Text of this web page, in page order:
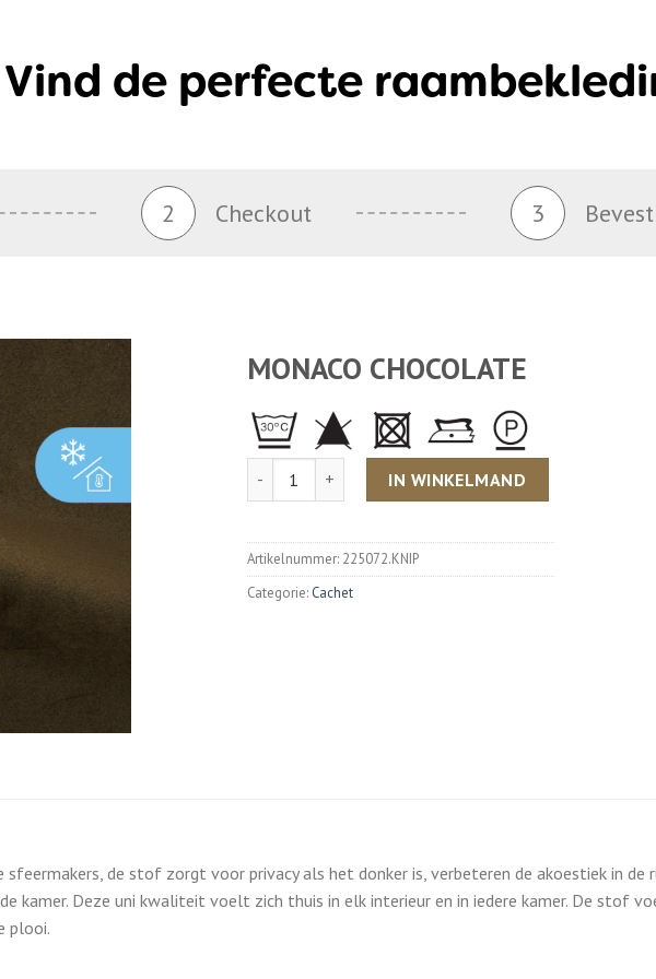
Vind de perfecte
2 Checkout 3
MONACO CHOCOLATE
IN WINKELMAND
Artikelnummer: 225072.KNIP
Categorie: Cachet
de stof zorgt voor privacy als het donker is, verbeteren de akoestiek in de
kamer. Deze uni kwaliteit voelt zich thuis in elk interieur en in iedere kamer. De stof
plooi.